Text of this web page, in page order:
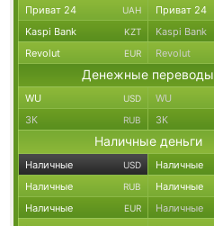
Приват 24 UAH Приват 24
Kaspi Bank KZT Kaspi Bank
Revolut EUR Revolut
Денежные переводы
WU USD WU
ЗК RUB ЗК
Наличные деньги
Наличные USD Наличные
Наличные RUB Наличные
Наличные EUR Наличные